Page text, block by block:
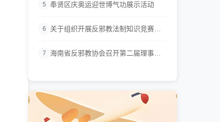
5 奉贤区庆奥运迎世博气功展示活动
6
关于组织开展反邪教法制知识竞赛活
7
海南省反邪教协会召开第二届理事会